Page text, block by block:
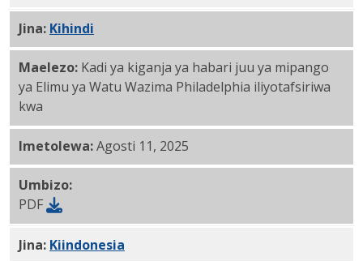
Jina: Kihindi
Maelezo: Kadi ya kiganja ya habari juu ya mipango
ya Elimu ya Watu Wazima Philadelphia iliyotafsiriwa
kwa
Imetolewa:Agosti 11, 2025
Umbizo:
PDF
Jina: Kiindonesia